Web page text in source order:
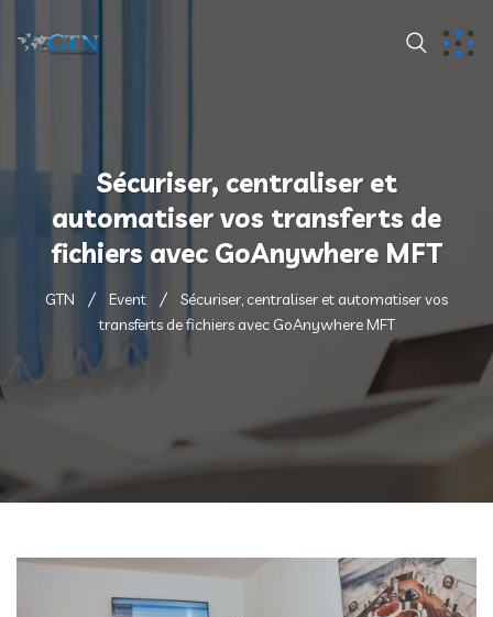
Sécuriser, centraliser et
automatiser vos transferts de
fichiers avec GoAnywhere MFT
GTN Event
Sécuriser, centraliser et automatiser vos
transferts de fichiers avec GoAnywhere MFT